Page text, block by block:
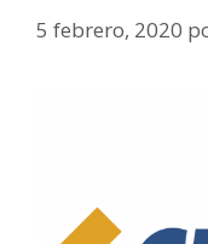
5 febrero, 2020